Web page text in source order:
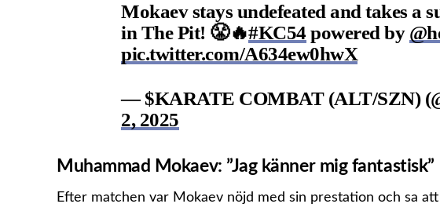
Mokaev stays undefeated and takes a
in The Pit! 😤🔥#KC54 powered by
pic.twitter.com/A634ew0hwX
— $KARATE COMBAT (ALT/SZN)
2, 2025
Muhammad Mokaev: ”Jag känner mig fantastisk”
Efter matchen var Mokaev nöjd med sin prestation och sa